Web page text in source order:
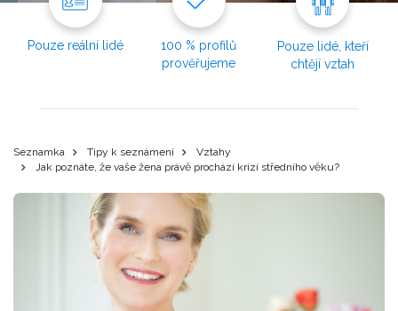
Pouze reální lidé
100 % profilů
prověřujeme
Pouze lidé, kteří
chtějí vztah
Seznamka Tipy k seznámení
Vztahy
Jak poznáte, že vaše žena právě prochází krizí středního věku?